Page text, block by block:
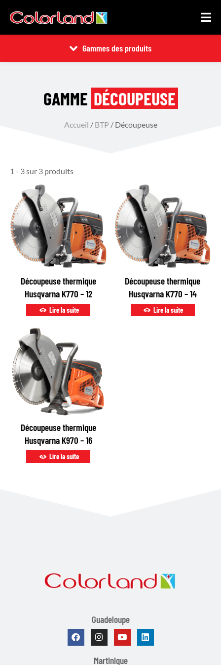
Gammes des produits
GAMME DÉCOUPEUSE
Accueil / BTP / Découpeuse
1 - 3 sur 3 produits
Découpeuse thermique
Husqvarna K770 – 12
Lire la suite
Découpeuse thermique
Husqvarna K770 – 14
Lire la suite
Découpeuse thermique
Husqvarna K970 – 16
Lire la suite
Guadeloupe
Martinique